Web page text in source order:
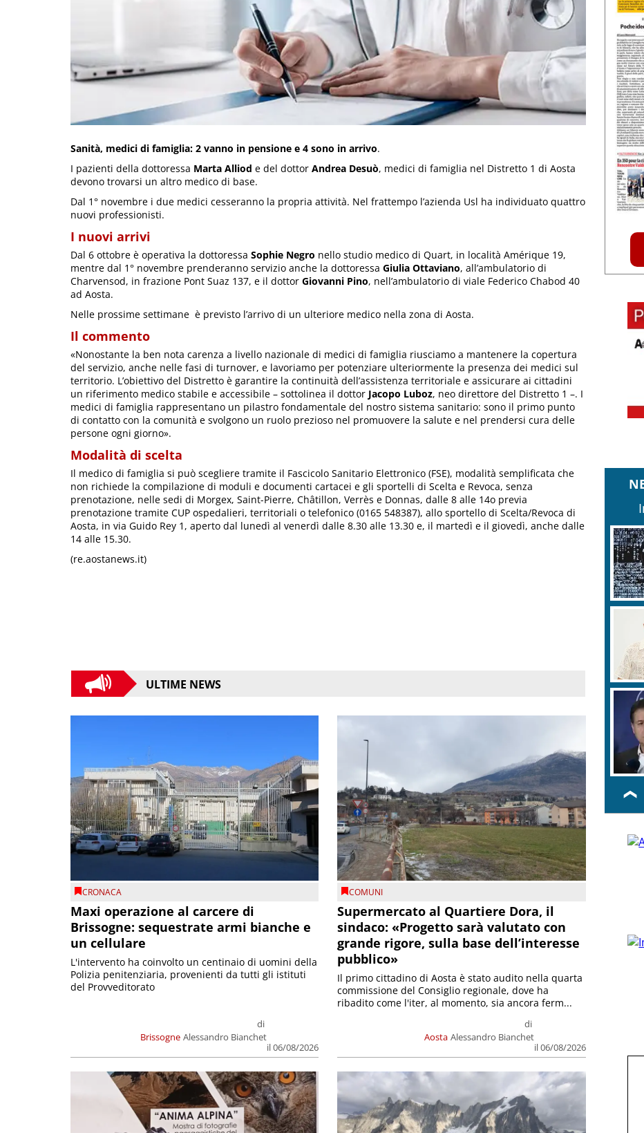
Sanità, medici di famiglia: 2 vanno in pensione e 4 sono in arrivo.
I pazienti della dottoressa Marta Alliod e del dottor Andrea Desuò, medici di famiglia nel Distretto 1 di Aosta
devono trovarsi un altro medico di base.
Dal 1° novembre i due medici cesseranno la propria attività. Nel frattempo l’azienda Usl ha individuato quattro
nuovi professionisti.
I nuovi arrivi
Dal 6 ottobre è operativa la dottoressa Sophie Negro nello studio medico di Quart, in località Amérique 19,
mentre dal 1° novembre prenderanno servizio anche la dottoressa Giulia Ottaviano, all’ambulatorio di
Charvensod, in frazione Pont Suaz 137, e il dottor Giovanni Pino, nell’ambulatorio di viale Federico Chabod 40
ad Aosta.
Nelle prossime settimane è previsto l’arrivo di un ulteriore medico nella zona di Aosta.
Il commento
«Nonostante la ben nota carenza a livello nazionale di medici di famiglia riusciamo a mantenere la copertura
del servizio, anche nelle fasi di turnover, e lavoriamo per potenziare ulteriormente la presenza dei medici sul
territorio. L’obiettivo del Distretto è garantire la continuità dell’assistenza territoriale e assicurare ai cittadini
un riferimento medico stabile e accessibile – sottolinea il dottor Jacopo Luboz, neo direttore del Distretto 1 –. I
medici di famiglia rappresentano un pilastro fondamentale del nostro sistema sanitario: sono il primo punto
di contatto con la comunità e svolgono un ruolo prezioso nel promuovere la salute e nel prendersi cura delle
persone ogni giorno».
Modalità di scelta
Il medico di famiglia si può scegliere tramite il Fascicolo Sanitario Elettronico (FSE), modalità semplificata che
non richiede la compilazione di moduli e documenti cartacei e gli sportelli di Scelta e Revoca, senza
prenotazione, nelle sedi di Morgex, Saint-Pierre, Châtillon, Verrès e Donnas, dalle 8 alle 14o previa
prenotazione tramite CUP ospedalieri, territoriali o telefonico (0165 548387), allo sportello di Scelta/Revoca di
Aosta, in via Guido Rey 1, aperto dal lunedì al venerdì dalle 8.30 alle 13.30 e, il martedì e il giovedì, anche dalle
14 alle 15.30.
(re.aostanews.it)
ULTIME NEWS
CRONACA
Maxi operazione al carcere di
Brissogne: sequestrate armi bianche e
un cellulare
Brissogne
di
Alessandro Bianchet
il 06/08/2026
L'intervento ha coinvolto un centinaio di uomini della
Polizia penitenziaria, provenienti da tutti gli istituti
del Provveditorato
COMUNI
Supermercato al Quartiere Dora, il
sindaco: «Progetto sarà valutato con
grande rigore, sulla base dell’interesse
pubblico»
Aosta
di
Alessandro Bianchet
il 06/08/2026
Il primo cittadino di Aosta è stato audito nella quarta
commissione del Consiglio regionale, dove ha
ribadito come l'iter, al momento, sia ancora ferm...
❮